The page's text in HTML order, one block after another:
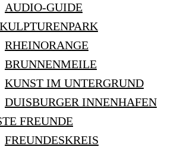
AUDIO-GUIDE
RHEINORANGE
BRUNNENMEILE
KUNST IM UNTERGRUND
DUISBURGER INNENHAFEN
FREUNDE
FREUNDESKREIS